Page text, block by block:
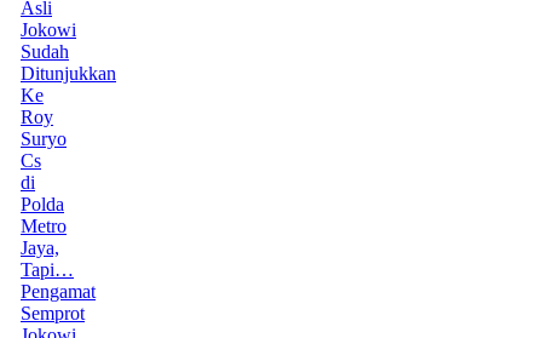
Asli
Jokowi
Sudah
Ditunjukkan
Ke
Roy
Suryo
Cs
di
Polda
Metro
Jaya,
Tapi…
Pengamat
Semprot